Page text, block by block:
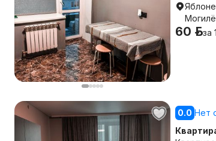
60 р.за
0.0 Нет